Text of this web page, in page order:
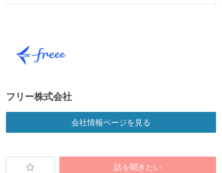
機能の実装と同時にテストコードを記述している
アジャイル実践状況
している
デイリーでスタンドアップミーティング、またはそれ
に準じるチーム内の打ち合わせを行っている
イテレーションの最後などに、定期的にチームでふり
継続的なデプロイ（デリバリー）を行っている
フリー株式会社
会社情報ページを見る
話を聞きたい